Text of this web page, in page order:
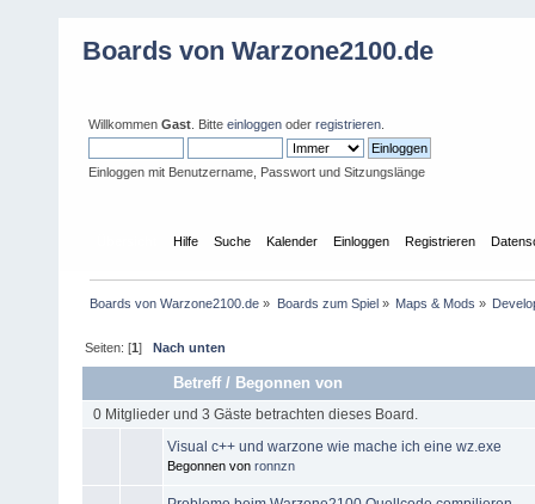
Boards von Warzone2100.de
Willkommen Gast . Bitte einloggen oder registrieren
Einloggen mit Benutzername, Passwort und Sitzungslänge
Hilfe Suche Kalender Einloggen Registrieren
Boards von Warzone2100.de » Boards zum Spiel» Maps & Mods »
Seiten: [1]Nach unten
Betreff/ Begonnen von
0 Mitglieder und 3 Gäste betrachten dieses Board.
Visual c++ und warzone wie mache ich eine wz.exe
Begonnen von ronnzn